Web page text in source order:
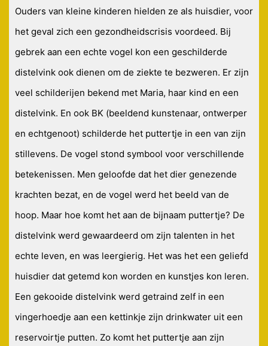
Ouders van kleine kinderen hielden ze als huisdier, voor
het geval zich een gezondheidscrisis voordeed. Bij
gebrek aan een echte vogel kon een geschilderde
distelvink ook dienen om de ziekte te bezweren. Er zijn
veel schilderijen bekend met Maria, haar kind en een
distelvink. En ook BK (beeldend kunstenaar, ontwerper
en echtgenoot) schilderde het puttertje in een van zijn
stillevens. De vogel stond symbool voor verschillende
betekenissen. Men geloofde dat het dier genezende
krachten bezat, en de vogel werd het beeld van de
hoop. Maar hoe komt het aan de bijnaam puttertje? De
distelvink werd gewaardeerd om zijn talenten in het
echte leven, en was leergierig. Het was het een geliefd
huisdier dat getemd kon worden en kunstjes kon leren.
Een gekooide distelvink werd getraind zelf in een
vingerhoedje aan een kettinkje zijn drinkwater uit een
reservoirtje putten. Zo komt het puttertje aan zijn